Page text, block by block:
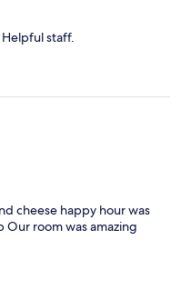
staff.
cheese happy hour was
room was amazing